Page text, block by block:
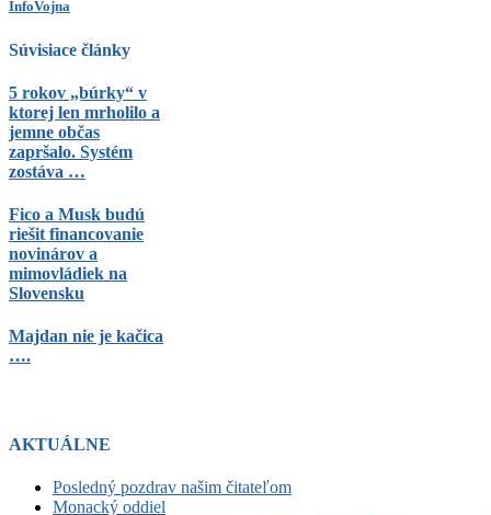
InfoVojna
Súvisiace články
5 rokov „búrky“ v
ktorej len mrholilo a
jemne občas
zapršalo. Systém
zostáva …
Fico a Musk budú
riešit financovanie
novinárov a
mimovládiek na
Slovensku
Majdan nie je kačica
….
AKTUÁLNE
Posledný pozdrav našim čitateľom
Monacký oddiel